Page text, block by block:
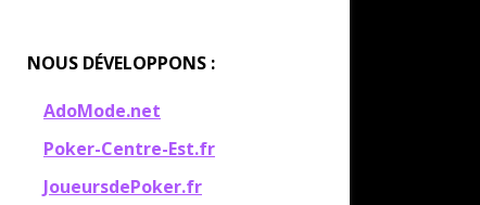
NOUS DÉVELOPPONS :
AdoMode.net
Poker-Centre-Est.fr
JoueursdePoker.fr